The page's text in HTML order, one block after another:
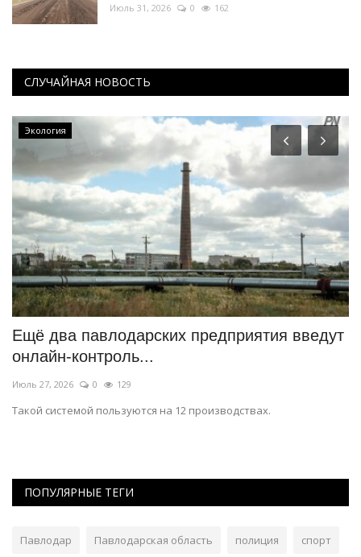
Июль 31, 2026 0 162
СЛУЧАЙНАЯ НОВОСТЬ
Экология
Ещё два павлодарских предприятия введут
онлайн-контроль...
Июль 27, 2026 0 129
Такой системой пользуются на 12 производствах.
ПОПУЛЯРНЫЕ ТЕГИ
Павлодар Павлодарская область полиция спорт